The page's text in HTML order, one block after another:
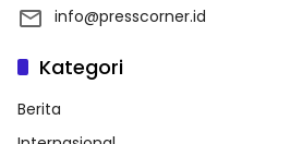
info@presscorner.id
Kategori
Berita